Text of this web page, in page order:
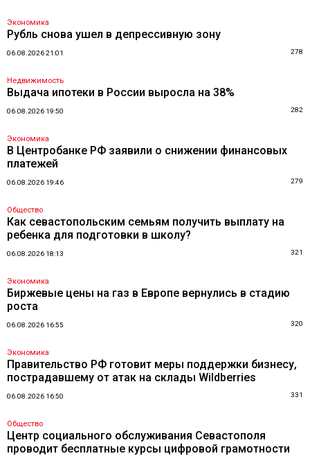
Экономика
Рубль снова ушел в депрессивную зону
06.08.2026 21:01 278
Недвижимость
Выдача ипотеки в России выросла на 38%
06.08.2026 19:50 282
Экономика
В Центробанке РФ заявили о снижении финансовых
платежей
06.08.2026 19:46 279
Общество
Как севастопольским семьям получить выплату на
ребенка для подготовки в школу?
06.08.2026 18:13 321
Экономика
Биржевые цены на газ в Европе вернулись в стадию
роста
06.08.2026 16:55 320
Экономика
Правительство РФ готовит меры поддержки бизнесу,
пострадавшему от атак на склады Wildberries
06.08.2026 16:50 331
Общество
Центр социального обслуживания Севастополя
проводит бесплатные курсы цифровой грамотности